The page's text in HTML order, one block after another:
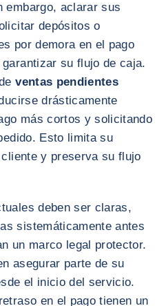
embargo, aclarar sus
depósitos o
por demora en el pago
su flujo de caja.
ventas pendientes
drásticamente
más cortos y solicitando
Esto limita su
y preserva su flujo
deben ser claras,
sistemáticamente antes
un marco legal protector.
asegurar parte de su
el inicio del servicio.
en el pago tienen un